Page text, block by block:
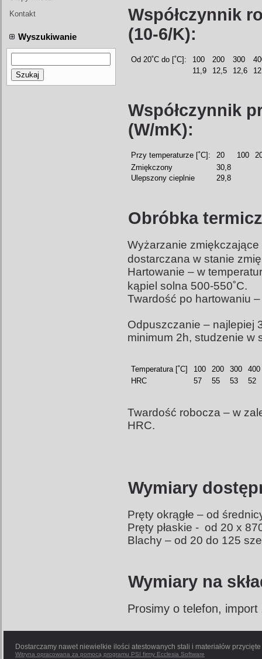
Kontakt
Wyszukiwanie
Szukaj
Współczynnik
(10-6/K):
Od 20˚C do [˚C]: 100 200 300
11,9
12,5 12,6
Współczynnik
(W/mK):
Przy temperaturze [˚C]: 20 100
Zmiękczony
30,8
Ulepszony cieplnie
29,8
Obróbka
Wyżarzanie zmiękczające
dostarczana w stanie
Hartowanie – w
kąpiel solna 500-550˚C.
Twardość po hartowaniu
Odpuszczanie – najlepiej
minimum 2h, studzenie w
Temperatura [˚C] 100 200 300
400
HRC
57 55 53 52
Twardość robocza – w
HRC.
Wymiary
Pręty okrągłe – od
Pręty płaskie - od 20 x
Blachy – od 20 do 125
Wymiary na
Prosimy o telefon,
Dostarczamy nawet niewielkie ilości atestowanych stali i materiałów
Witryna opracowana za pomocą programu PSI firmy Ecclesia Software